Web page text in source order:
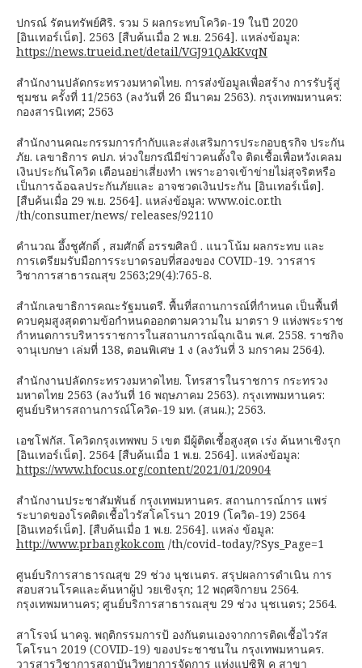
ปกรณ์ รัตนทรัพย์ศิริ. รวม 5 ผลกระทบโควิด-19 ในปี 2020
[อินเทอร์เน็ต]. 2563 [สืบค้นเมื่อ 2 พ.ย. 2564]. แหล่งข้อมูล:
https://news.trueid.net/detail/VGJ91QAkKvqN
สำนักงานปลัดกระทรวงมหาดไทย. การส่งข้อมูลเพื่อสร้าง การรับรู้สู่
ชุมชน ครั้งที่ 11/2563 (ลงวันที่ 26 มีนาคม 2563). กรุงเทพมหานคร:
กองสารนิเทศ; 2563
สำนักงานคณะกรรมการกำกับและส่งเสริมการประกอบธุรกิจ ประกัน
ภัย. เลขาธิการ คปภ. ห่วงใยกรณีมีข่าวคนตั้งใจ ติดเชื้อเพื่อหวังเคลม
เงินประกันโควิด เตือนอย่าเสี่ยงทำ เพราะอาจเข้าข่ายไม่สุจริตหรือ
เป็นการฉ้อฉลประกันภัยและ อาจชวดเงินประกัน [อินเทอร์เน็ต].
[สืบค้นเมื่อ 29 พ.ย. 2564]. แหล่งข้อมูล: www.oic.or.th
/th/consumer/news/ releases/92110
คำนวณ อึ้งชูศักดิ์ , สมศักดิ์ อรรฆศิลป์ . แนวโน้ม ผลกระทบ และ
การเตรียมรับมือการระบาดรอบที่สองของ COVID-19. วารสาร
วิชาการสาธารณสุข 2563;29(4):765-8.
สำนักเลขาธิการคณะรัฐมนตรี. พื้นที่สถานการณ์ที่กำหนด เป็นพื้นที่
ควบคุมสูงสุดตามข้อกำหนดออกตามความใน มาตรา 9 แห่งพระราช
กำหนดการบริหารราชการในสถานการณ์ฉุกเฉิน พ.ศ. 2558. ราชกิจ
จานุเบกษา เล่มที่ 138, ตอนพิเศษ 1 ง (ลงวันที่ 3 มกราคม 2564).
สำนักงานปลัดกระทรวงมหาดไทย. โทรสารในราชการ กระทรวง
มหาดไทย 2563 (ลงวันที่ 16 พฤษภาคม 2563). กรุงเทพมหานคร:
ศูนย์บริหารสถานการณ์โควิด-19 มท. (สนผ.); 2563.
เอชโฟกัส. โควิดกรุงเทพพบ 5 เขต มีผู้ติดเชื้อสูงสุด เร่ง ค้นหาเชิงรุก
[อินเทอร์เน็ต]. 2564 [สืบค้นเมื่อ 1 พ.ย. 2564]. แหล่งข้อมูล:
https://www.hfocus.org/content/2021/01/20904
สำนักงานประชาสัมพันธ์ กรุงเทพมหานคร. สถานการณ์การ แพร่
ระบาดของโรคติดเชื้อไวรัสโคโรนา 2019 (โควิด-19) 2564
[อินเทอร์เน็ต]. [สืบค้นเมื่อ 1 พ.ย. 2564]. แหล่ง ข้อมูล:
http://www.prbangkok.com /th/covid-today/?Sys_Page=1
ศูนย์บริการสาธารณสุข 29 ช่วง นุชเนตร. สรุปผลการดำเนิน การ
สอบสวนโรคและค้นหาผู้ป่ วยเชิงรุก; 12 พฤศจิกายน 2564.
กรุงเทพมหานคร; ศูนย์บริการสาธารณสุข 29 ช่วง นุชเนตร; 2564.
สาโรจน์ นาคจู. พฤติกรรมการป้ องกันตนเองจากการติดเชื้อไวรัส
โคโรนา 2019 (COVID-19) ของประชาชนใน กรุงเทพมหานคร.
วารสารวิชาการสถาบันวิทยาการจัดการ แห่งแปซิฟิ ค สาขา